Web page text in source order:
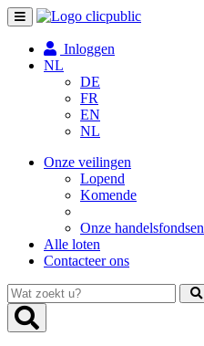
Toggle
navigation
Inloggen
NL
DE
FR
EN
NL
Onze veilingen
Lopend
Komende
Onze handelsfondsen
Alle loten
Contacteer ons
Wat
zoekt
u?